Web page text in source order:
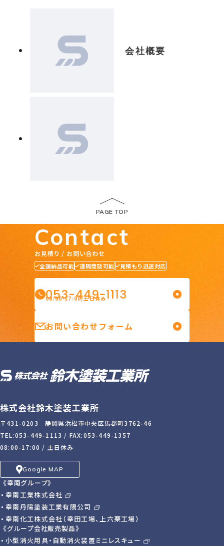
会社概要
トップページ
PAGE TOP
Contact
お見積り / お問い合わせ
全国納品可能 遠隔商談可能 見積もり迅速対応
053-449-1113
08:00-17:00/土日休み
お問い合わせフォーム
株式会社鈴木塗装工業所
〒431-0203 静岡県浜松市中央区馬郡町3762-46
TEL:053-449-1113 / FAX:053-449-1357
08:00-17:00 / 土日休み
Google MAP
《幸南グループ》
幸南工業株式会社
幸南丹陽塗装工業有限公司
幸南化工株式会社（幸田工場、上六栗工場）
《グループ会社販売製品》
小型消火用具・自動消火装置ミニレスキュー